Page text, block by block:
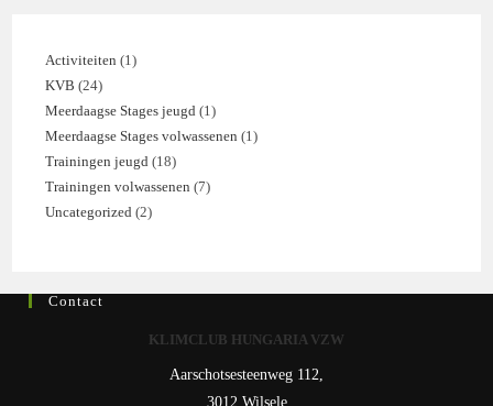
Activiteiten 11
KVB 2424
producten
Meerdaagse Stages jeugd 11
product
Meerdaagse Stages volwassenen 11
Trainingen jeugd 1818
producten
Trainingen volwassenen 77
Uncategorized 22
Contact
KLIMCLUB HUNGARIA VZW
Aarschotsesteenweg 112,
3012 Wilsele